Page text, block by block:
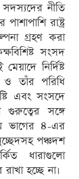
নীতি
রাষ্ট্র
গ্রহণ করা
সংসদ
নির্দিষ্ট
ও তাঁর পরিধি
এবং সংসদে
গুরুত্বের সঙ্গে
ভাগের ৪-এর
পঞ্চদশ
ধারাগুলো
হচ্ছে না।